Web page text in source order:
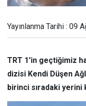
Yayınlanma Tarihi : 09
TRT 1'in geçtiğimiz
dizisi Kendi Düşen
birinci sıradaki yerini